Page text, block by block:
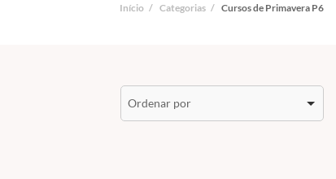
Início / Categorias / Cursos de Primavera P6
Ordenar por